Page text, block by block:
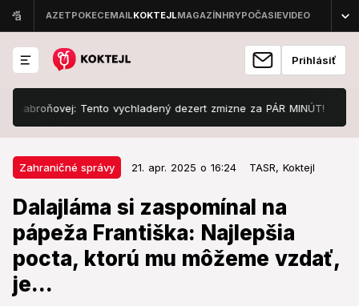
Prihlásiť
Tento vychladený dezert zmizne za PÁR MINÚT!
Zahraničné správy 21. apr. 2025 o 16:24 TASR, Koktejl
Dalajláma si zaspomínal na
pápeža Františka: Najlepšia
pocta, ktorú mu môžeme vzdať,
je...
Zahraničné správy 21. apr. 2025 o 16:24
Dalajláma si zaspomínal na
pápeža Františka: Najlepšia pocta,
ktorú mu môžeme vzdať, je...
Smrť pápeža má mimoriadny ohlas aj pre
budhistických veriacich.